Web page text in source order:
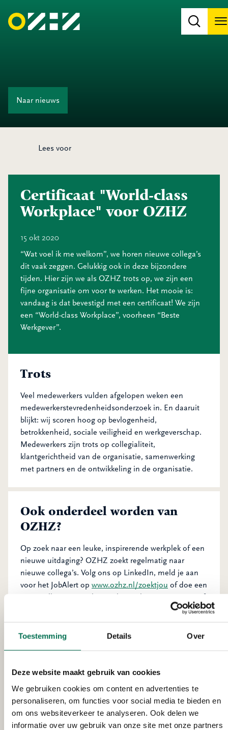
Toestemming Details Over
Deze website maakt gebruik van cookies
We gebruiken cookies om content en advertenties te
personaliseren, om functies voor social media te bieden en
om ons websiteverkeer te analyseren. Ook delen we
informatie over uw gebruik van onze site met onze partners
Naar nieuws
Lees voor
Certificaat "World-class
Workplace" voor OZHZ
15 okt 2020
“Wat voel ik me welkom”, we horen nieuwe collega’s
dit vaak zeggen. Gelukkig ook in deze bijzondere
tijden. Hier zijn we als OZHZ trots op, we zijn een
fijne organisatie om voor te werken. Het mooie is:
vandaag is dat bevestigd met een certificaat! We zijn
een “World-class Workplace”, voorheen “Beste
Werkgever”.
Trots
Veel medewerkers vulden afgelopen weken een
medewerkerstevredenheidsonderzoek in. En daaruit
blijkt: wij scoren hoog op bevlogenheid,
betrokkenheid, sociale veiligheid en werkgeverschap.
Medewerkers zijn trots op collegialiteit,
klantgerichtheid van de organisatie, samenwerking
met partners en de ontwikkeling in de organisatie.
Ook onderdeel worden van
OZHZ?
Op zoek naar een leuke, inspirerende werkplek of een
nieuwe uitdaging? OZHZ zoekt regelmatig naar
nieuwe collega’s. Volg ons op LinkedIn, meld je aan
voor het JobAlert op www.ozhz.nl/zoektjou of doe een
open sollicitatie. Dit laatste kan ook voor een stage of
Volg ons op LinkedIn
Effectory voerde het onderzoek voor ons uit. Zij
vergeleek OZHZ met andere organisaties.